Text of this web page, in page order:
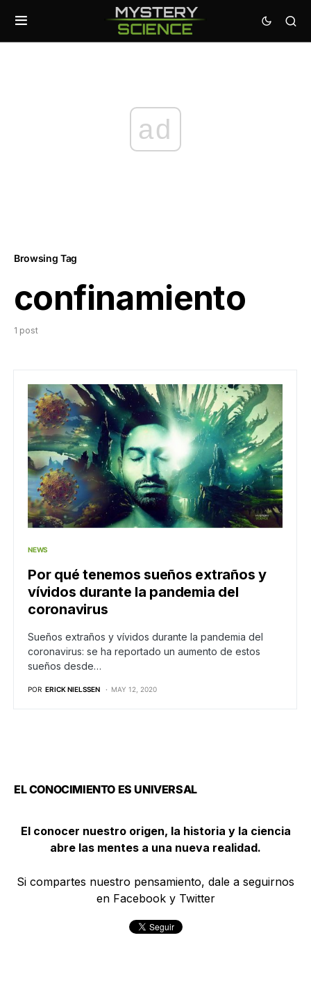
ad
Browsing Tag
confinamiento
1 post
NEWS
Por qué tenemos sueños extraños y
vívidos durante la pandemia del
coronavirus
Sueños extraños y vívidos durante la pandemia del
coronavirus: se ha reportado un aumento de estos
sueños desde…
POR ERICK NIELSSEN MAY 12, 2020
EL CONOCIMIENTO ES UNIVERSAL
El conocer nuestro origen, la historia y la ciencia
abre las mentes a una nueva realidad.
Si compartes nuestro pensamiento, dale a seguirnos
en Facebook y Twitter